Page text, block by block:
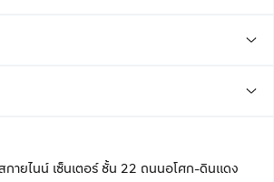
กายไนน์ เซ็นเตอร์ ชั้น 22 ถนนอโศก-ดินแดง